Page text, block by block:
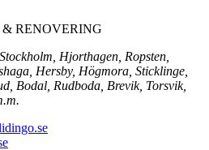
RENOVERING
Hjorthagen, Ropsten,
Hersby, Högmora, Sticklinge,
Bodal, Rudboda, Brevik, Torsvik,